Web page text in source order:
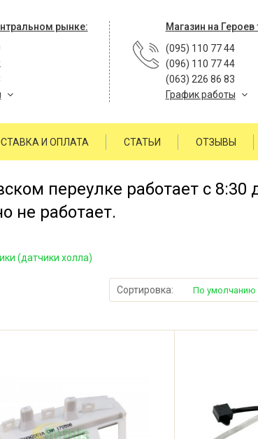
рынке:
Магазин на Героев
(095) 110 77 44
(096) 110 77 44
(063) 226 86 83
График работы
И ОПЛАТА СТАТЬИ ОТЗЫВЫ
переулке работает с 8:30
не работает.
(датчики холла)
Сортировка: По умолчанию